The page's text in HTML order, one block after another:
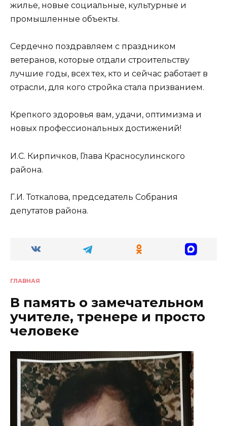
жилье, новые социальные, культурные и
промышленные объекты.
Сердечно поздравляем с праздником
ветеранов, которые отдали строительству
лучшие годы, всех тех, кто и сейчас работает в
отрасли, для кого стройка стала призванием.
Крепкого здоровья вам, удачи, оптимизма и
новых профессиональных достижений!
И.С. Кирпичков, Глава Красносулинского
района.
Г.И. Тоткалова, председатель Собрания
депутатов района.
ГЛАВНАЯ
В память о замечательном
учителе, тренере и просто
человеке